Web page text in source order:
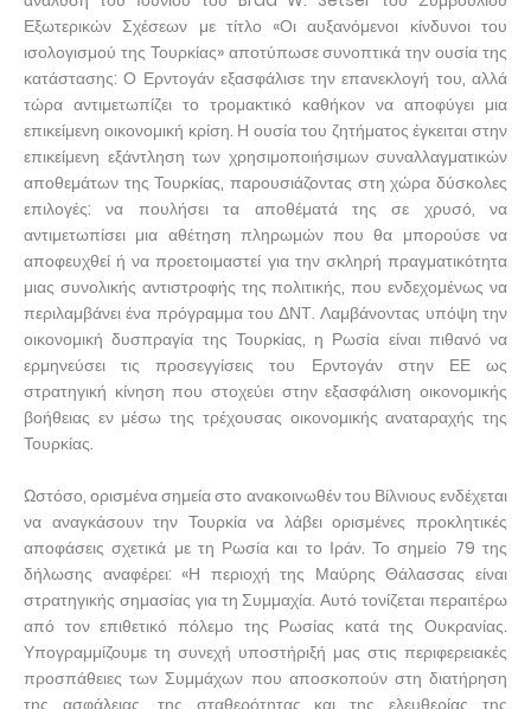
Εξωτερικών Σχέσεων με τίτλο «Οι αυξανόμενοι κίνδυνοι του
ισολογισμού της Τουρκίας» αποτύπωσε συνοπτικά την ουσία της
κατάστασης: Ο Ερντογάν εξασφάλισε την επανεκλογή του, αλλά
τώρα αντιμετωπίζει το τρομακτικό καθήκον να αποφύγει μια
επικείμενη οικονομική κρίση. Η ουσία του ζητήματος έγκειται στην
επικείμενη εξάντληση των χρησιμοποιήσιμων συναλλαγματικών
αποθεμάτων της Τουρκίας, παρουσιάζοντας στη χώρα δύσκολες
επιλογές: να πουλήσει τα αποθέματά της σε χρυσό, να
αντιμετωπίσει μια αθέτηση πληρωμών που θα μπορούσε να
αποφευχθεί ή να προετοιμαστεί για την σκληρή πραγματικότητα
μιας συνολικής αντιστροφής της πολιτικής, που ενδεχομένως να
περιλαμβάνει ένα πρόγραμμα του ΔΝΤ. Λαμβάνοντας υπόψη την
οικονομική δυσπραγία της Τουρκίας, η Ρωσία είναι πιθανό να
ερμηνεύσει τις προσεγγίσεις του Ερντογάν στην ΕΕ ως
στρατηγική κίνηση που στοχεύει στην εξασφάλιση οικονομικής
βοήθειας εν μέσω της τρέχουσας οικονομικής αναταραχής της
Τουρκίας.
Ωστόσο, ορισμένα σημεία στο ανακοινωθέν του Βίλνιους ενδέχεται
να αναγκάσουν την Τουρκία να λάβει ορισμένες προκλητικές
αποφάσεις σχετικά με τη Ρωσία και το Ιράν. Το σημείο 79 της
δήλωσης αναφέρει: «Η περιοχή της Μαύρης Θάλασσας είναι
στρατηγικής σημασίας για τη Συμμαχία. Αυτό τονίζεται περαιτέρω
από τον επιθετικό πόλεμο της Ρωσίας κατά της Ουκρανίας.
Υπογραμμίζουμε τη συνεχή υποστήριξή μας στις περιφερειακές
προσπάθειες των Συμμάχων που αποσκοπούν στη διατήρηση